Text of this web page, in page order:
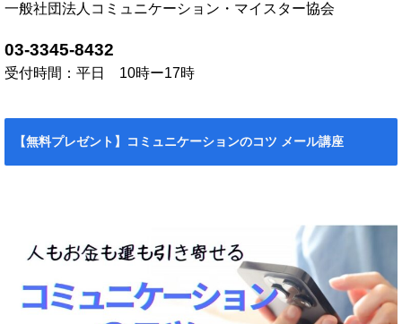
一般社団法人コミュニケーション・マイスター協会
03-3345-8432
受付時間：平日 10時ー17時
【無料プレゼント】コミュニケーションのコツ メール講座